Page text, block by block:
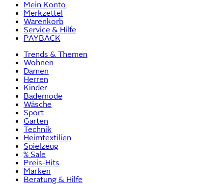
Mein Konto
Merkzettel
Warenkorb
Service & Hilfe
PAYBACK
Trends & Themen
Wohnen
Damen
Herren
Kinder
Bademode
Wäsche
Sport
Garten
Technik
Heimtextilien
Spielzeug
% Sale
Preis-Hits
Marken
Beratung & Hilfe